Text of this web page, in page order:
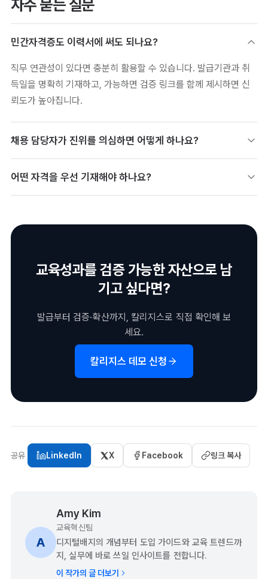
자주 묻는 질문
민간자격증도 이력서에 써도 되나요?
직무 연관성이 있다면 충분히 활용할 수 있습니다. 발급기관과 취
득일을 명확히 기재하고, 가능하면 검증 링크를 함께 제시하면 신
뢰도가 높아집니다.
채용 담당자가 진위를 의심하면 어떻게 하나요?
있습니다. 종이 사본과 달리 위·변조가 불가능해, 의심 자체를 줄여
줍니다.
어떤 자격을 우선 기재해야 하나요?
자격에 집중하세요.
교육성과를 검증 가능한 자산으로 남
기고 싶다면?
발급부터 검증·확산까지, 칼리지스로 직접 확인해 보
세요.
칼리지스 데모 신청
공유 LinkedIn X Facebook 링크 복사
A
Amy Kim
교육혁신팀
디지털배지의 개념부터 도입 가이드와 교육 트렌드까
지, 실무에 바로 쓰일 인사이트를 전합니다.
이 작가의 글 더보기